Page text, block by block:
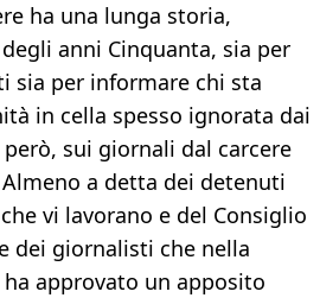
ha una lunga storia,
anni Cinquanta, sia per
sia per informare chi sta
in cella spesso ignorata dai
sui giornali dal carcere
Almeno a detta dei detenuti
vi lavorano e del Consiglio
dei giornalisti che nella
approvato un apposito